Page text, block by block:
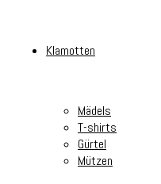
Klamotten
Mädels
T-shirts
Gürtel
Mützen